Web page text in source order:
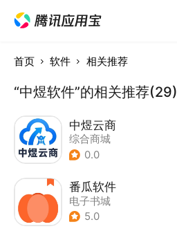
首页 软件 相关推荐
“中煜软件”的相关推荐(29)
中煜云商
综合商城
0.0
番瓜软件
电子书城
5.0